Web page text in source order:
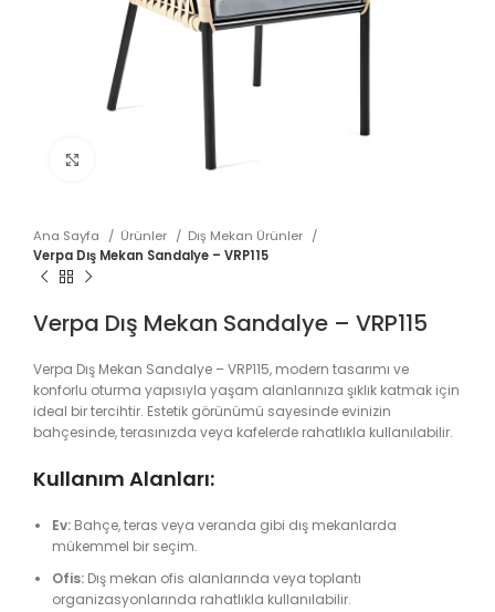
Büyütmek için tıklayın
Ana Sayfa Ürünler
Dış Mekan Ürünler
Verpa Dış Mekan Sandalye – VRP115
Verpa Dış Mekan Sandalye – VRP115
Verpa Dış Mekan Sandalye – VRP115, modern tasarımı ve
konforlu oturma yapısıyla yaşam alanlarınıza şıklık katmak için
ideal bir tercihtir. Estetik görünümü sayesinde evinizin
bahçesinde, terasınızda veya kafelerde rahatlıkla kullanılabilir.
Kullanım Alanları:
Ev: Bahçe, teras veya veranda gibi dış mekanlarda
mükemmel bir seçim.
Ofis: Dış mekan ofis alanlarında veya toplantı
organizasyonlarında rahatlıkla kullanılabilir.